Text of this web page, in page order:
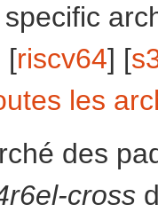
[riscv64] [
les
des
cross